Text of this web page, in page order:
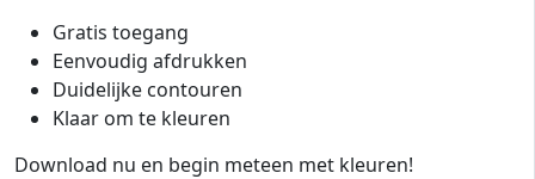
Gratis toegang
Eenvoudig afdrukken
Duidelijke contouren
Klaar om te kleuren
Download nu en begin meteen met kleuren!